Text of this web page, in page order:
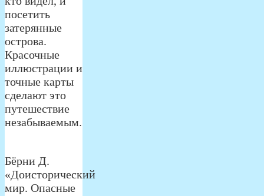
посетить
затерянные
острова.
Красочные
иллюстрации и
точные карты
сделают это
путешествие
незабываемым.
Бёрни Д.
«Доисторический
мир. Опасные